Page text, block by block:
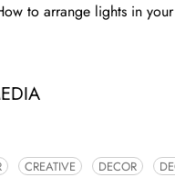
to arrange lights in
CREATIVE DECOR